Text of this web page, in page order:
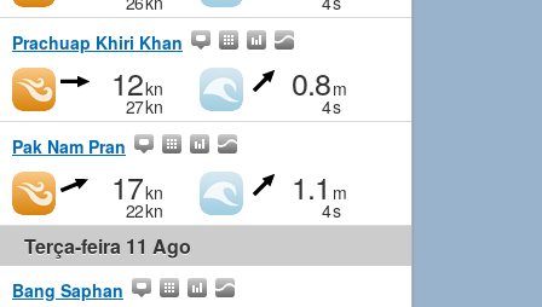
Prachuap Khiri Khan
12kn
27kn
0.8m
4s
Pak Nam Pran
17kn
22kn
1.1 m
4s
Terça-feira 11 Ago
Bang Saphan